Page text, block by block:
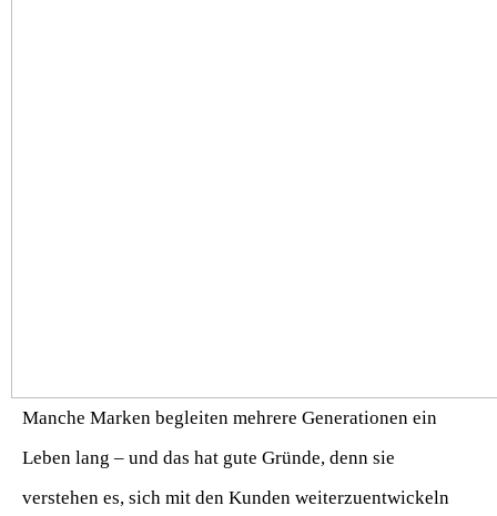
Manche Marken begleiten mehrere Generationen ein
Leben lang – und das hat gute Gründe, denn sie
verstehen es, sich mit den Kunden weiterzuentwickeln